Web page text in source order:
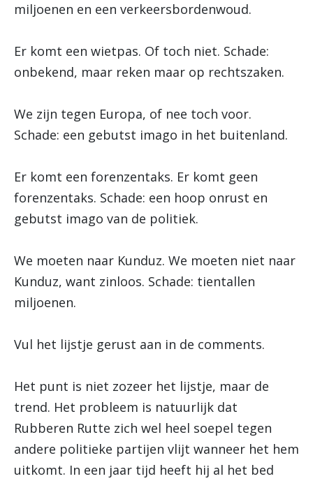
miljoenen en een verkeersbordenwoud.
Er komt een wietpas. Of toch niet. Schade:
onbekend, maar reken maar op rechtszaken.
We zijn tegen Europa, of nee toch voor.
Schade: een gebutst imago in het buitenland.
Er komt een forenzentaks. Er komt geen
forenzentaks. Schade: een hoop onrust en
gebutst imago van de politiek.
We moeten naar Kunduz. We moeten niet naar
Kunduz, want zinloos. Schade: tientallen
miljoenen.
Vul het lijstje gerust aan in de comments.
Het punt is niet zozeer het lijstje, maar de
trend. Het probleem is natuurlijk dat
Rubberen Rutte zich wel heel soepel tegen
andere politieke partijen vlijt wanneer het hem
uitkomt. In een jaar tijd heeft hij al het bed